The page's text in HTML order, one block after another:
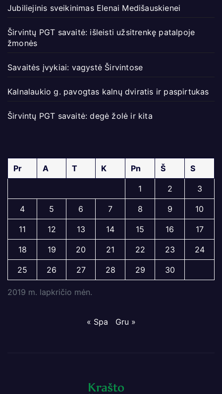
Jubiliejinis sveikinimas Elenai Medišauskienei
Širvintų PGT savaitė: išleisti užsitrenkę patalpoje
žmonės
Savaitės įvykiai: vagystė Širvintose
Kalnalaukio g. pavogtas kalnų dviratis ir paspirtukas
Širvintų PGT savaitė: degė žolė ir kita
2019 m. lapkričio mėn.
Pr A T K Pn Š S
1 2 3
4 5 6 7 8 9 10
11 12 13 14 15 16 17
18 19 20 21 22 23 24
25 26 27 28 29 30
« Spa Gru »